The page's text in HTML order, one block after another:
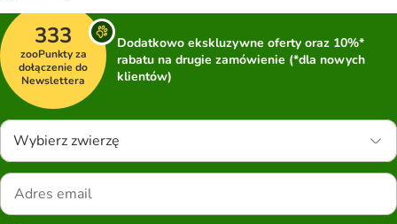
333
zooPunkty za
dołączenie do
Newslettera
Dodatkowo ekskluzywne oferty oraz 10%*
rabatu na drugie zamówienie (*dla nowych
klientów)
Wybierz zwierzę